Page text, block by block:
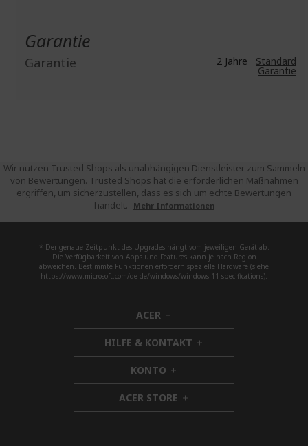
Garantie
Garantie 2 Jahre Standard
Garantie
Wir nutzen Trusted Shops als unabhängigen Dienstleister zum Sammeln
von Bewertungen. Trusted Shops hat die erforderlichen Maßnahmen
ergriffen, um sicherzustellen, dass es sich um echte Bewertungen
handelt.
Mehr Informationen
* Der genaue Zeitpunkt des Upgrades hängt vom jeweiligen Gerät ab.
Die Verfügbarkeit von Apps und Features kann je nach Region
abweichen. Bestimmte Funktionen erfordern spezielle Hardware (siehe
https://www.microsoft.com/de-de/windows/windows-11-specifications).
ACER h
i
d
d
e
n
HILFE & KONTAKT h
i
d
n
KONTO h
i
d
d
ACER STORE h
i